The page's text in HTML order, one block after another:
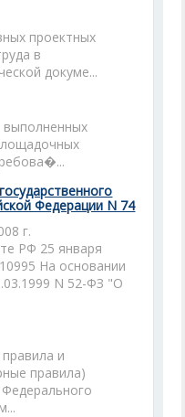
проектных
в
докуме...
Федерации N 74
г.
РФ 25 января
На основании
N 52-ФЗ "О
и
правила)